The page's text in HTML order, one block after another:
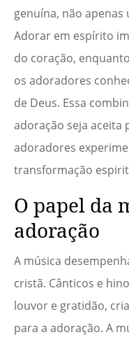
genuína, não
Adorar em espírito
do coração,
os adoradores
de Deus. Essa
adoração seja aceita
adoradores
transformação
O papel da
adoração
A música
cristã. Cânticos e
louvor e gratidão,
para a adoração. A